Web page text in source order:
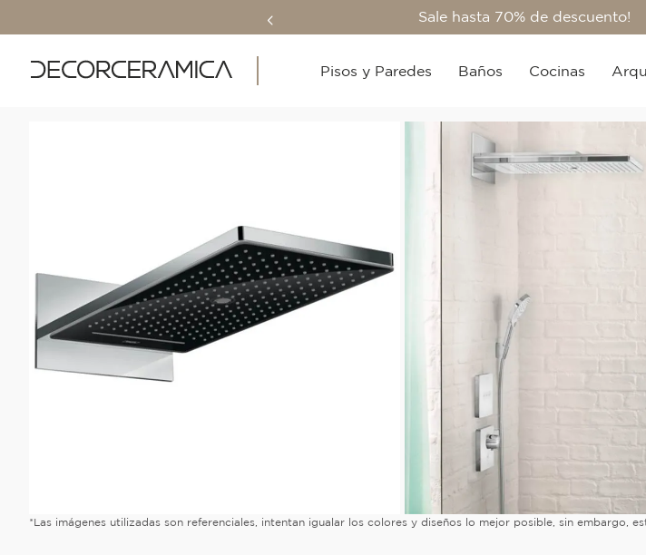
Sale hasta 70% de descuento!
Pisos y Paredes Baños Cocinas
*Las imágenes utilizadas son referenciales, intentan igualar los colores y diseños lo mejor posible, sin embargo,